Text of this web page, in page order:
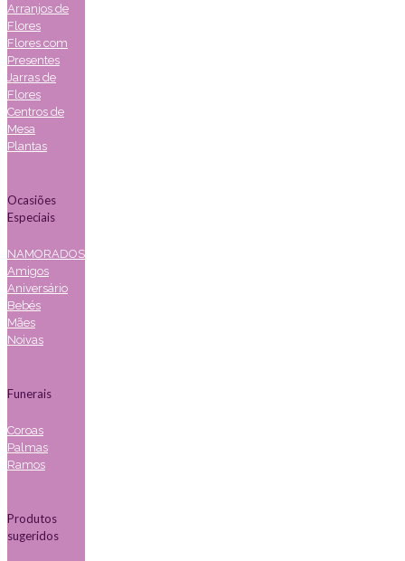
Arranjos de
Flores
Flores com
Presentes
Jarras de
Flores
Centros de
Mesa
Plantas
Ocasiões
Especiais
NAMORADOS
Amigos
Aniversário
Bebés
Mães
Noivas
Funerais
Coroas
Palmas
Ramos
Produtos
sugeridos